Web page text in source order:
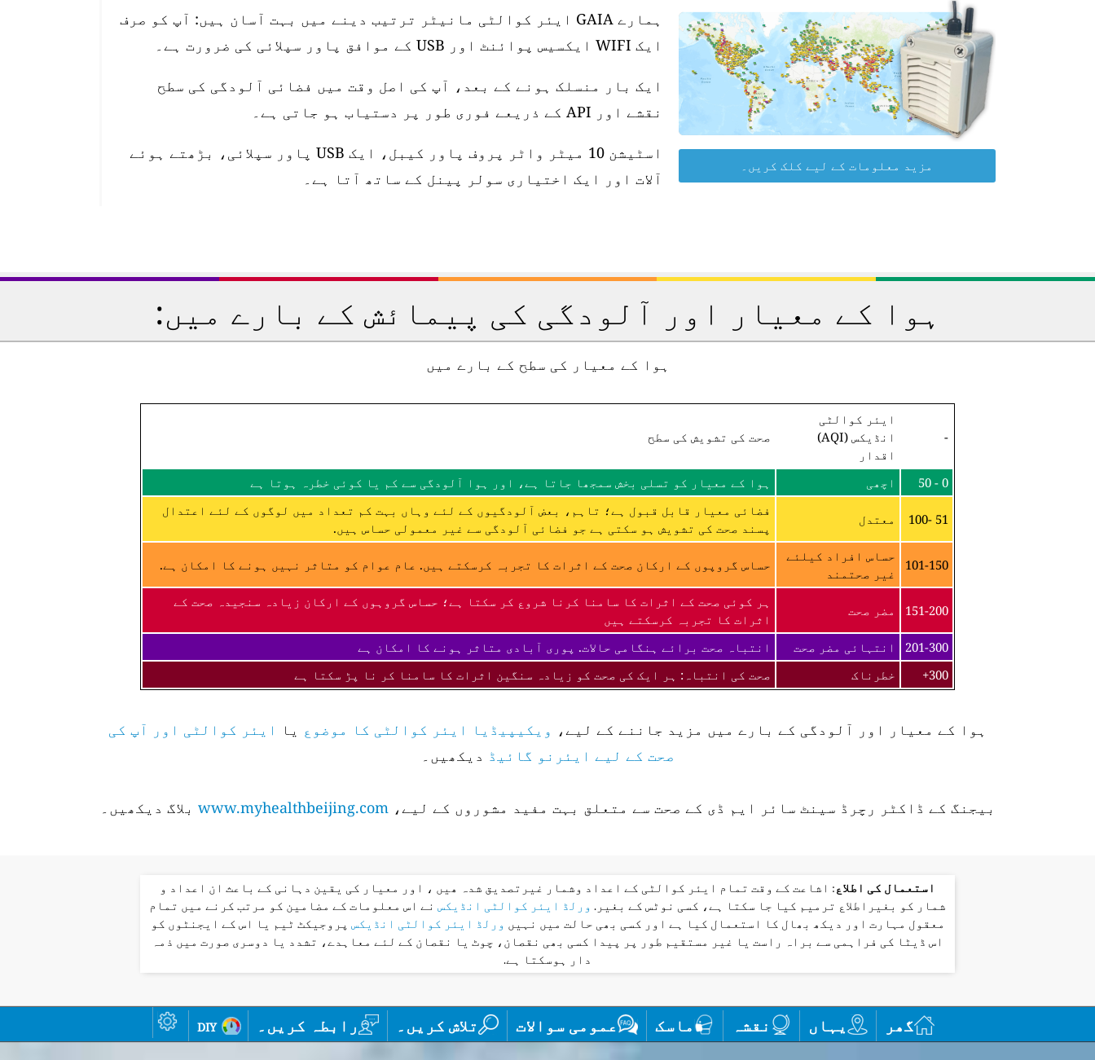
ہمارے GAIA ایئر کوالٹی مانیٹر ترتیب دینے میں بہت آسان ہیں: آپ کو صرف
ایک WIFI ایکسیس پوائنٹ اور USB کے موافق پاور سپلائی کی ضرورت ہے۔
ایک بار منسلک ہونے کے بعد، آپ کی اصل وقت میں فضائی آلودگی کی سطح
نقشے اور API کے ذریعے فوری طور پر دستیاب ہو جاتی ہے۔
اسٹیشن 10 میٹر واٹر پروف پاور کیبل، ایک USB پاور سپلائی، بڑھتے ہوئے
آلات اور ایک اختیاری سولر پینل کے ساتھ آتا ہے۔
مزید معلومات کے لیے کلک کریں۔
ہوا کے معیار اور آلودگی کی پیمائش کے بارے میں:
ہوا کے معیار کی سطح کے بارے میں
-
ایئر کوالٹی
انڈیکس (AQI)
اقدار
صحت کی تشویش کی سطح
0 - 50 اچھی ہوا کے معیار کو تسلی بخش سمجھا جاتا ہے، اور ہوا آلودگی سے کم یا کوئی خطرہ ہوتا ہے
51 -100 معتدل
فضائی معیار قابل قبول ہے؛ تاہم، بعض آلودگیوں کے لئے وہاں بہت کم تعداد میں لوگوں کے لئے اعتدال
پسند صحت کی تشویش ہو سکتی ہے جو فضائی آلودگی سے غیر معمولی حساس ہیں.
101-150
حساس افراد کیلئے
غیر صحتمند
حساس گروپوں کے ارکان صحت کے اثرات کا تجربہ کرسکتے ہیں. عام عوام کو متاثر نہیں ہونے کا امکان ہے.
151-200 مضر صحت
ہر کوئی صحت کے اثرات کا سامنا کرنا شروع کر سکتا ہے؛ حساس گروہوں کے ارکان زیادہ سنجیدہ صحت کے
اثرات کا تجربہ کرسکتے ہیں
201-300
انتہائی مضر صحت
انتباہ صحت برائے ہنگامی حالات. پوری آبادی متاثر ہونے کا امکان ہے
300+
خطرناک صحت کی انتباہ: ہر ایک کی صحت کو زیادہ سنگین اثرات کا سامنا کر نا پڑ سکتا ہے
ہوا کے معیار اور آلودگی کے بارے میں مزید جاننے کے لیے، ویکیپیڈیا ایئر کوالٹی کا موضوع یا
ایئر کوالٹی اور آپ کی
صحت کے لیے ایئرنو گائیڈ دیکھیں۔
بیجنگ کے ڈاکٹر رچرڈ سینٹ سائر ایم ڈی کے صحت سے متعلق بہت مفید مشوروں کے لیے،www.myhealthbeijing.com بلاگ دیکھیں۔
استعمال کی اطلاع: اشاعت کے وقت تمام ایئر کوالٹی کے اعداد وشمار غیرتصدیق شدہ ھیں ، اور معیار کی یقین دہانی کے باعث ان اعداد و
شمار کو بغیراطلاع ترمیم کیا جا سکتا ہے، کسی نوٹس کے بغیر. ورلڈ ایئر کوالٹی انڈیکس نے اس معلومات کے مضامین کو مرتب کرنے میں تمام
معقول مہارت اور دیکھ بھال کا استعمال کیا ہے اور کسی بھی حالت میں نہیں ورلڈ ایئر کوالٹی انڈیکس پروجیکٹ ٹیم یا اس کے ایجنٹوں کو
اس ڈیٹا کی فراہمی سے براہ راست یا غیر مستقیم طور پر پیدا کسی بھی نقصان، چوٹ یا نقصان کے لئے معاہدے، تشدد یا دوسری صورت میں ذمہ
دار ہوسکتا ہے.
گھر یہاں نقشہ ماسک عمومی سوالات تلاش کریں۔ رابطہ کریں۔ diy